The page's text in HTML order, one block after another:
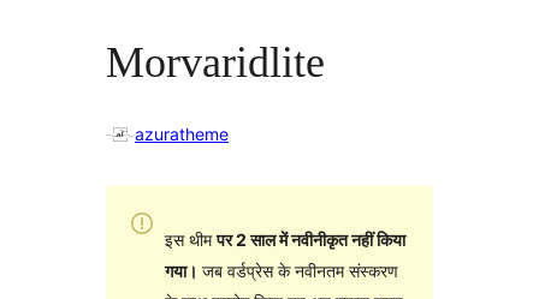
Morvaridlite
azuratheme
इस थीमपर 2 साल में नवीनीकृत नहीं किया
गया। जब वर्डप्रेस के नवीनतम संस्करण